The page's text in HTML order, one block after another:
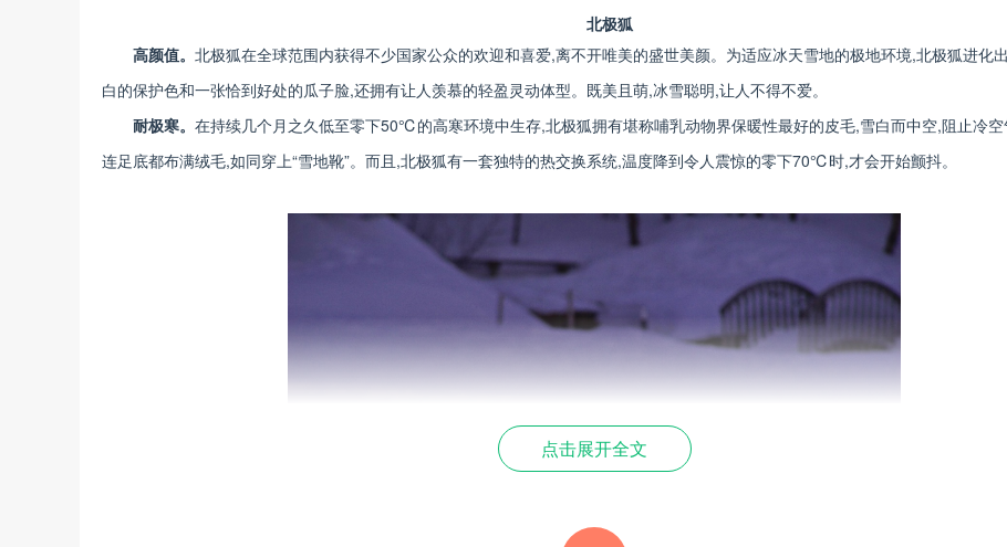
北极狐
高颜值。 北极狐在全球范围内获得不少国家公众的欢迎和喜爱,离不开唯美的盛世美颜。为适应冰天雪地的极地环境,北极狐进化
白的保护色和一张恰到好处的瓜子脸,还拥有让人羡慕的轻盈灵动体型。既美且萌,冰雪聪明,让人不得不爱。
耐极寒。 在持续几个月之久低至零下50℃的高寒环境中生存,北极狐拥有堪称哺乳动物界保暖性最好的皮毛,雪白而中空,阻止冷
连足底都布满绒毛,如同穿上“雪地靴”。而且,北极狐有一套独特的热交换系统,温度降到令人震惊的零下70℃时,才会开始颤抖。
点击展开全文